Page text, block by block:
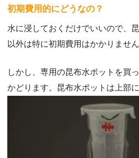
初期費用的にどうなの？
水に浸しておくだけでいいので、
以外は特に初期費用はかかりません
しかし、専用の昆布水ポットを買
かどります。昆布水ポットは上部に